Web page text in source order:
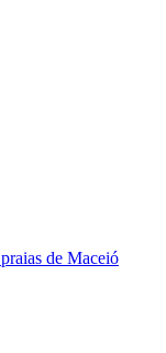
de Maceió